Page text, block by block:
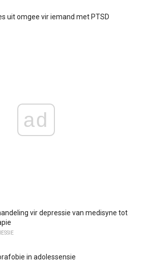
uit omgee vir iemand met PTSD
ad
vir depressie van medisyne tot
in adolessensie